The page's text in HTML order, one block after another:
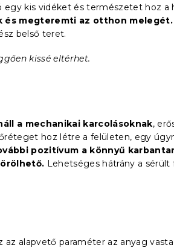
kis vidéket és természetet hoz a
és megteremti az otthon melegét.
belső teret.
kissé eltérhet.
a mechanikai karcolásoknak,
hoz létre a felületen, egy
pozitívum a könnyű
Lehetséges hátrány a sérült
az alapvető paraméter az anyag